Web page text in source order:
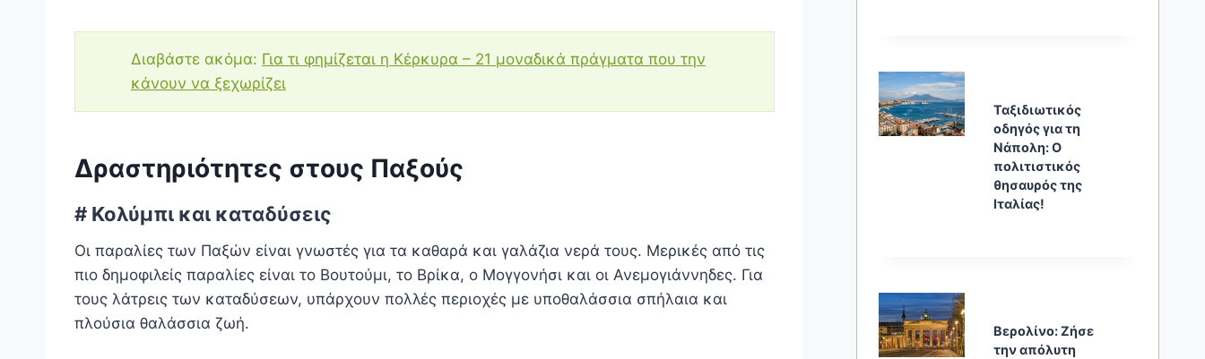
Διαβάστε ακόμα: Για τι φημίζεται η Κέρκυρα – 21 μοναδικά πράγματα που την
κάνουν να ξεχωρίζει
Δραστηριότητες στους Παξούς
# Κολύμπι και καταδύσεις
Οι παραλίες των Παξών είναι γνωστές για τα καθαρά και γαλάζια νερά τους. Μερικές από τις
πιο δημοφιλείς παραλίες είναι το Βουτούμι, το Βρίκα, ο Μογγονήσι και οι Ανεμογιάννηδες. Για
τους λάτρεις των καταδύσεων, υπάρχουν πολλές περιοχές με υποθαλάσσια σπήλαια και
πλούσια θαλάσσια ζωή.
Ταξιδιωτικός
οδηγός για τη
Νάπολη: Ο
πολιτιστικός
θησαυρός της
Ιταλίας!
Βερολίνο: Ζήσε
την απόλυτη